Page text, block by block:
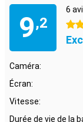
9,2
6
4.5
Caméra:
Écran:
Vitesse:
Durée de vie de la